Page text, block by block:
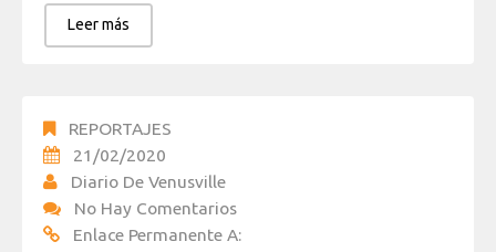
Leer más
REPORTAJES
21/02/2020
Diario De Venusville
No Hay Comentarios
Enlace Permanente A: